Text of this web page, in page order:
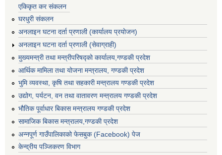
एकिकृत कर संकलन
घरधुरी संकलन
अनलाइन घटना दर्ता प्रणाली (कार्यालय प्रयोजन)
अनलाइन घटना दर्ता प्रणाली (सेवाग्राही)
मुख्यमन्त्री तथा मन्त्रीपरिषद्को कार्यालय,गण्डकी प्रदेश
आर्थिक मामिला तथा योजना मन्त्रालय, गण्डकी प्रदेश
भुमि व्यवस्था, कृषि तथा सहकारी मन्त्रालय गण्डकी प्रदेश
उद्योग, पर्यटन, वन तथा वातावरण मन्त्रालय गण्डकी प्रदेश
भौतिक पूर्वाधार बिकास मन्त्रालय गण्डकी प्रदेश
सामाजिक बिकास मन्त्रालय,गण्डकी प्रदेश
अन्नपूर्ण गाउँपालिकाको फेसबुक (Facebook) पेज
केन्द्रीय पञ्जिकरण विभाग